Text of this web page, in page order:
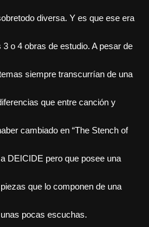
diversa. Y es que ese era
o 4 obras de estudio. A pesar de
siempre transcurrían de una
que entre canción y
cambiado en “The Stench of
DEICIDE pero que posee una
que lo componen de una
pocas escuchas.